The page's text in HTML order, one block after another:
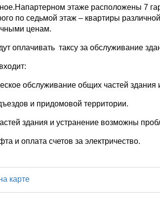
этаже расположены 7
по седьмой этаж – квартиры
ценам.
оплачивать таксу за обслуживание
обслуживание общих частей здания
и придомовой территории.
здания и устранение возможны
и оплата счетов за электричество.
карте